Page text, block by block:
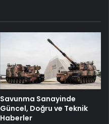
Savunma Sanayinde
Güncel, Doğru ve Teknik
Haberler